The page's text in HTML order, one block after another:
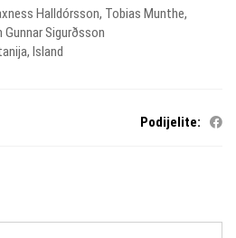
Halldórsson, Tobias Munthe,
Sigurðsson
,Island
Podijelite: